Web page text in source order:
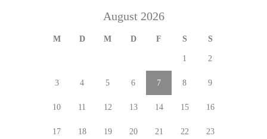
August 2026
M D M D F S S
1 2
3 4 5 6 7 8 9
10 11 12 13 14 15 16
17 18 19 20 21 22 23